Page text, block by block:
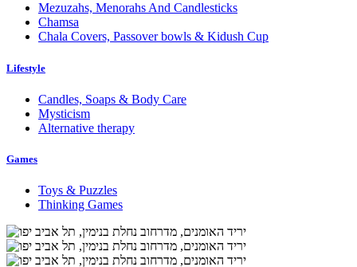
Mezuzahs, Menorahs And Candlesticks
Chamsa
Chala Covers, Passover bowls & Kidush Cup
Lifestyle
Candles, Soaps & Body Care
Mysticism
Alternative therapy
Games
Toys & Puzzles
Thinking Games